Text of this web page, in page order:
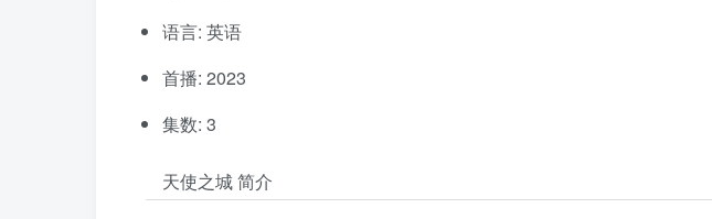
语言: 英语
首播: 2023
集数: 3
天使之城 简介